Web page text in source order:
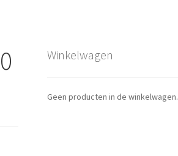
Winkelwagen
Geen producten in de winkelwagen.